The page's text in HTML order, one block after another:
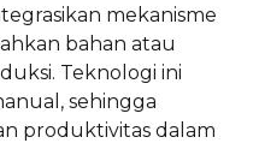
mekanisme
bahan atau
Teknologi ini
sehingga
produktivitas dalam